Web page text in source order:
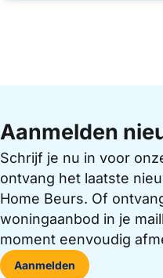
Aanmelden
Schrijf je nu in voor
ontvang het laatste
Home Beurs. Of
woningaanbod in je
moment eenvoudig
Aanmelden